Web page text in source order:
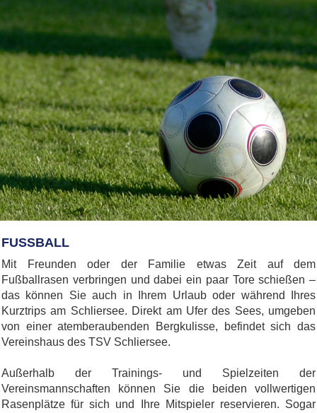
FUSSBALL
Mit Freunden oder der Familie etwas Zeit auf dem
Fußballrasen verbringen und dabei ein paar Tore schießen –
das können Sie auch in Ihrem Urlaub oder während Ihres
Kurztrips am Schliersee. Direkt am Ufer des Sees, umgeben
von einer atemberaubenden Bergkulisse, befindet sich das
Vereinshaus des TSV Schliersee.
Außerhalb der Trainings- und Spielzeiten der
Vereinsmannschaften können Sie die beiden vollwertigen
Rasenplätze für sich und Ihre Mitspieler reservieren. Sogar